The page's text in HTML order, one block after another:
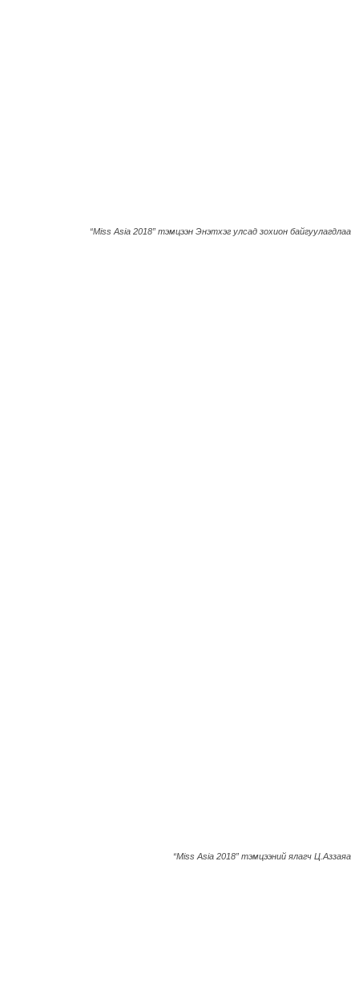
“Miss Asia 2018” тэмцээн Энэтхэг улсад зохион байгуулагдлаа
“Miss Asia 2018” тэмцээний ялагч Ц.Аззаяа